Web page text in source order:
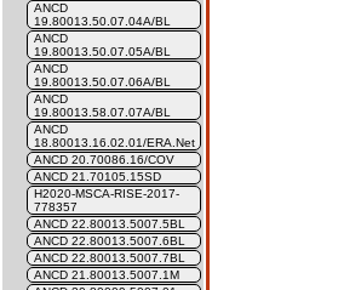
ANCD
19.80013.50.07.04A/BL
ANCD
19.80013.50.07.05A/BL
ANCD
19.80013.50.07.06A/BL
ANCD
19.80013.58.07.07A/BL
ANCD
18.80013.16.02.01/ERA.Net
ANCD 20.70086.16/COV
ANCD 21.70105.15SD
H2020-MSCA-RISE-2017-
778357
ANCD 22.80013.5007.5BL
ANCD 22.80013.5007.6BL
ANCD 22.80013.5007.7BL
ANCD 21.80013.5007.1M